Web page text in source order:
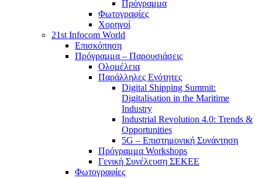
Πρόγραμμα
Φωτογραφίες
Χορηγοί
21st Infocom World
Επισκόπηση
Πρόγραμμα – Παρουσιάσεις
Ολομέλεια
Παράλληλες Ενότητες
Digital Shipping Summit:
Digitalisation in the Maritime
Industry
Industrial Revolution 4.0: Trends &
Opportunities
5G – Επιστημονική Συνάντηση
Πρόγραμμα Workshops
Γενική Συνέλευση ΣΕΚΕΕ
Φωτογραφίες